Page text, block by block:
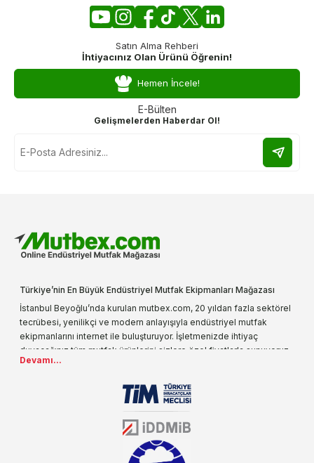
Satın Alma Rehberi
İhtiyacınız Olan Ürünü Öğrenin!
Hemen İncele!
E-Bülten
Gelişmelerden Haberdar Ol!
Türkiye’nin En Büyük Endüstriyel Mutfak Ekipmanları Mağazası
İstanbul Beyoğlu’nda kurulan mutbex.com, 20 yıldan fazla sektörel
tecrübesi, yenilikçi ve modern anlayışıyla endüstriyel mutfak
ekipmanlarını internet ile buluşturuyor. İşletmenizde ihtiyaç
duyacağınız tüm mutfak ürünlerini sizlere özel fiyatlarla sunuyoruz.
Endüstriyel mutfak malzemesi deyince akla gelen ilk adreslerden
sektörün farklı alanlarında da faliyet gösteren mutbex.com,
Öztiryakiler resmi bayisidir. Öztiryakiler ürünleri üzerinde büyük bir
donanıma sahip ekibi ile müşterilerine koşulsuz destek sunan
mutbex.com ile endüstriyel mutfak malzemeleri konusunda
alacağınız hizmet standartların her zaman üstünde olacaktır.
Devamı...